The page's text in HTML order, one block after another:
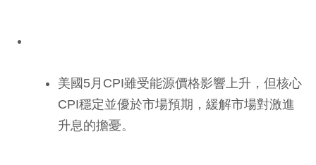
美國5月CPI雖受能源價格影響上升，但核心
CPI穩定並優於市場預期，緩解市場對激進
升息的擔憂。